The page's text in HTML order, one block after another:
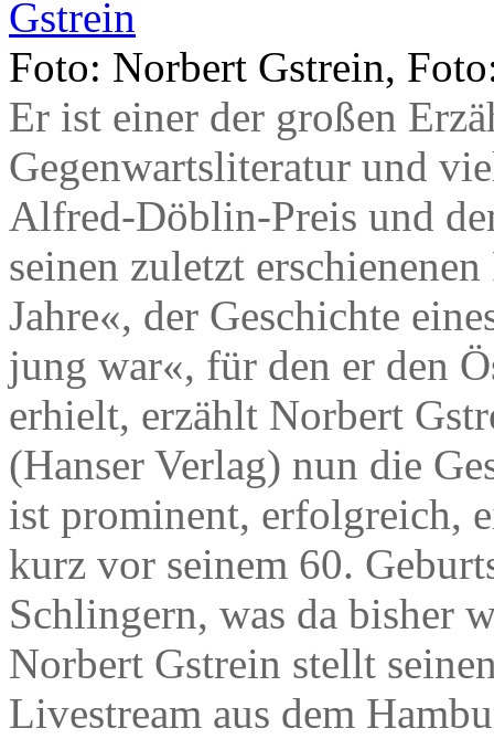
Foto: Norbert Gstrein,
Er ist einer der großen
Gegenwartsliteratur und
Alfred-Döblin-Preis und
seinen zuletzt
Jahre«, der Geschichte
jung war«, für den er den
erhielt, erzählt Norbert
(Hanser Verlag) nun die
ist prominent, erfolgreich,
kurz vor seinem 60.
Schlingern, was da bisher
Norbert Gstrein stellt
Livestream aus dem